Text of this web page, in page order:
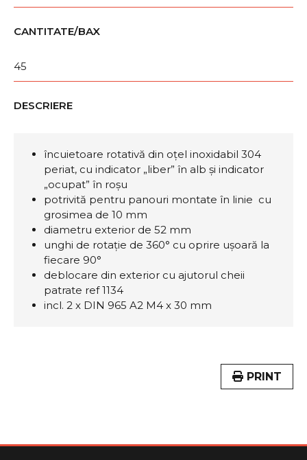
CANTITATE/BAX
45
DESCRIERE
încuietoare rotativă din oțel inoxidabil 304
periat, cu indicator „liber” în alb și indicator
„ocupat” în roșu
potrivită pentru panouri montate în linie cu
grosimea de 10 mm
diametru exterior de 52 mm
unghi de rotație de 360° cu oprire ușoară la
fiecare 90°
deblocare din exterior cu ajutorul cheii
patrate ref 1134
incl. 2 x DIN 965 A2 M4 x 30 mm
PRINT